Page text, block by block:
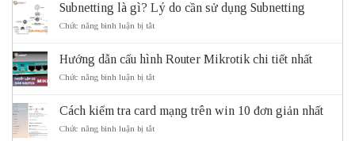
lợi
thống
thông
minh
ITS
là
Mask
động
Subnetting là gì? Lý do cần sử dụng Subnetting
Chức năng bình luận bị tắtở
gì?
sử
dụng
Subnetting
Hướng dẫn cấu hình Router Mikrotik chi tiết nhất
Chức năng bình luận bị tắtở
cấu
Cách kiểm tra card mạng trên win 10 đơn giản nhất
Chức năng bình luận bị tắtở